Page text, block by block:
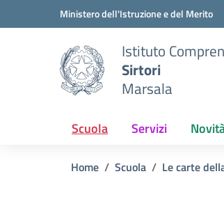
Vai ai contenuti
Vai al menu di navigazioneMinistero dell'Istruzione e del Merito
Istituto
Sirtori
Marsala
Scuola Servizi
Home Scuola Le carte